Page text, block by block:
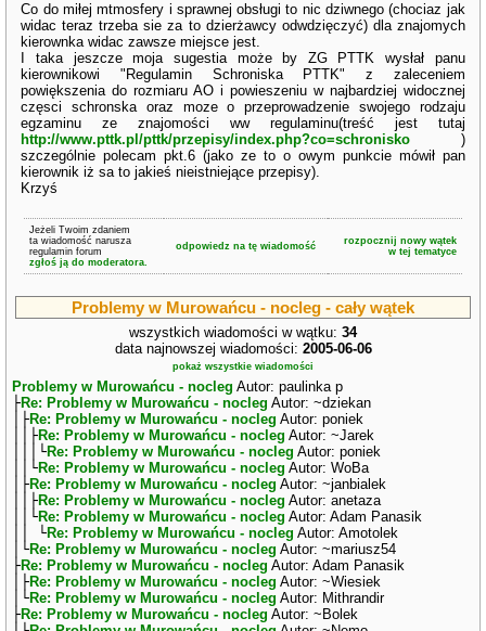
Co do miłej mtmosfery i sprawnej obsługi to nic dziwnego (chociaz jak
widac teraz trzeba sie za to dzierżawcy odwdzięczyć) dla znajomych
kierownka widac zawsze miejsce jest.
I taka jeszcze moja sugestia może by ZG PTTK wysłał panu
kierownikowi "Regulamin Schroniska PTTK" z zaleceniem
powiększenia do rozmiaru AO i powieszeniu w najbardziej widocznej
częsci schronska oraz moze o przeprowadzenie swojego rodzaju
egzaminu ze znajomości ww regulaminu(treść jest tutaj
http://www.pttk.pl/pttk/przepisy/index.php?co=schronisko )
szczególnie polecam pkt.6 (jako ze to o owym punkcie mówił pan
kierownik iż sa to jakieś nieistniejące przepisy).
Krzyś
Jeżeli Twoim zdaniem
ta wiadomość narusza
regulamin forum
zgłoś ją do moderatora.
odpowiedz na tę wiadomość
rozpocznij nowy wątek
w tej tematyce
Problemy w Murowańcu - nocleg - cały wątek
wszystkich wiadomości w wątku: 34
data najnowszej wiadomości: 2005-06-06
pokaż wszystkie wiadomości
Problemy w Murowańcu - nocleg Autor: paulinka p
├Re: Problemy w Murowańcu - nocleg Autor: ~dziekan
│├Re: Problemy w Murowańcu - nocleg Autor: poniek
││├Re: Problemy w Murowańcu - nocleg Autor: ~Jarek
│││└Re: Problemy w Murowańcu - nocleg Autor: poniek
││└Re: Problemy w Murowańcu - nocleg Autor: WoBa
│├Re: Problemy w Murowańcu - nocleg Autor: ~janbialek
││├Re: Problemy w Murowańcu - nocleg Autor: anetaza
││└Re: Problemy w Murowańcu - nocleg Autor: Adam Panasik
││ └Re: Problemy w Murowańcu - nocleg Autor: Amotolek
│└Re: Problemy w Murowańcu - nocleg Autor: ~mariusz54
├Re: Problemy w Murowańcu - nocleg Autor: Adam Panasik
│├Re: Problemy w Murowańcu - nocleg Autor: ~Wiesiek
│└Re: Problemy w Murowańcu - nocleg Autor: Mithrandir
├Re: Problemy w Murowańcu - nocleg Autor: ~Bolek